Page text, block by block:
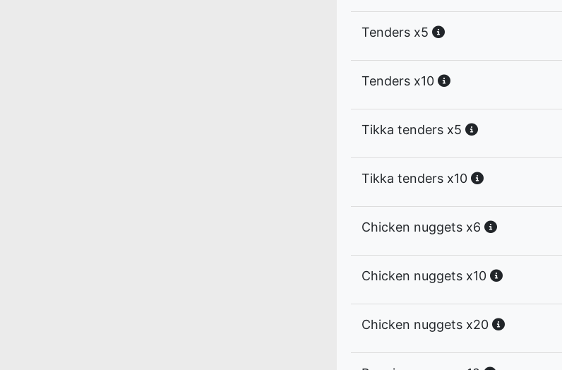
Tenders x5
Tenders x10
Tikka tenders x5
Tikka tenders x10
Chicken nuggets x6
Chicken nuggets x10
Chicken nuggets x20